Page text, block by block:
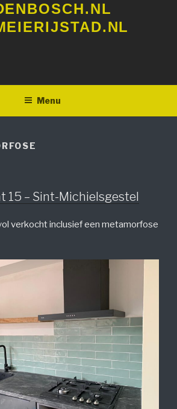
Menu
15 – Sint-Michielsgestel
verkocht inclusief een metamorfose